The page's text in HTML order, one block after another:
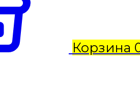
Корзина